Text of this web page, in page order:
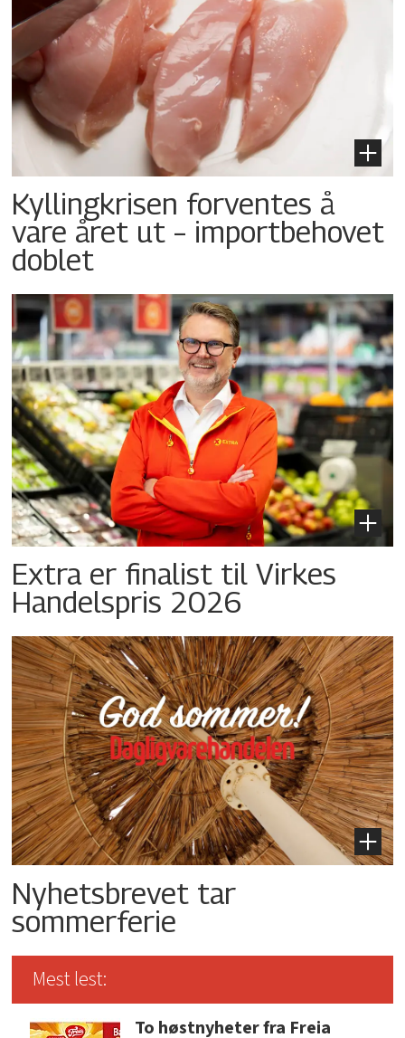
Kyllingkrisen forventes å
vare året ut – importbehovet
doblet
Extra er finalist til Virkes
Handelspris 2026
Nyhetsbrevet tar
sommerferie
Mest lest:
To høstnyheter fra Freia